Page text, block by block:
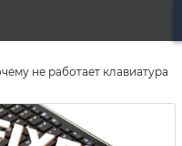
не работает клавиатура